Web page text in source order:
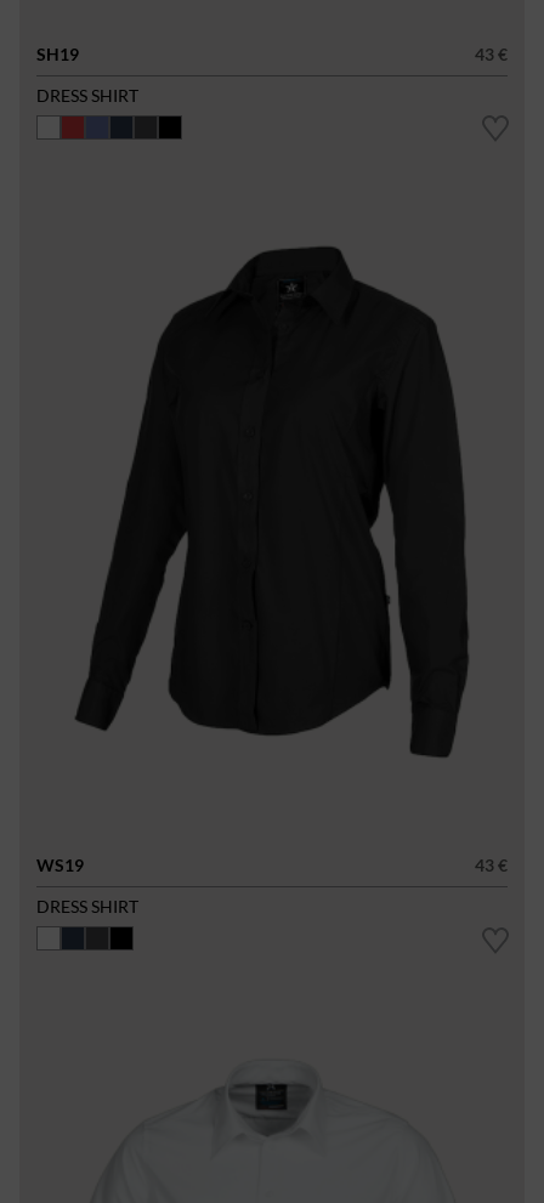
SH19
43 €
DRESS SHIRT
WS19
43 €
DRESS SHIRT